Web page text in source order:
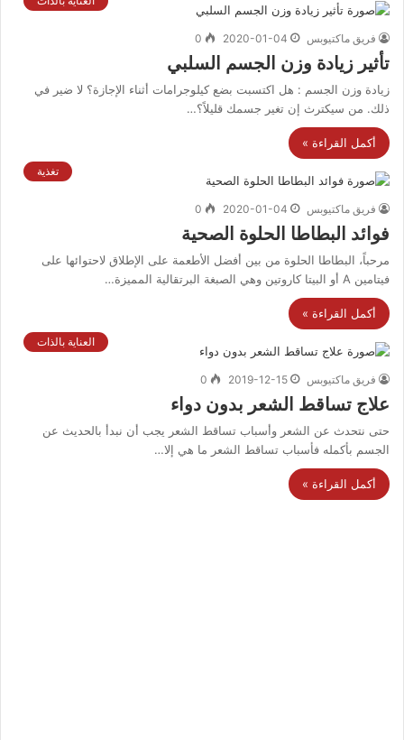
فريق ماكتيوبس 2020-01-04
0
تأثير زيادة وزن الجسم السلبي
زيادة وزن الجسم : هل اكتسبت بضع كيلوجرامات أثناء الإجازة؟ لا ضير في
ذلك. من سيكترث إن تغير جسمك قليلاً؟…
أكمل القراءة »
تغذية
فريق ماكتيوبس 2020-01-04
0
فوائد البطاطا الحلوة الصحية
مرحباً، البطاطا الحلوة من بين أفضل الأطعمة على الإطلاق لاحتوائها على
فيتامين A أو البيتا كاروتين وهي الصبغة البرتقالية المميزة…
أكمل القراءة »
العناية بالذات
فريق ماكتيوبس 2019-12-15
0
علاج تساقط الشعر بدون دواء
حتى نتحدث عن الشعر وأسباب تساقط الشعر يجب أن نبدأ بالحديث عن
الجسم بأكمله فأسباب تساقط الشعر ما هي إلا…
أكمل القراءة »